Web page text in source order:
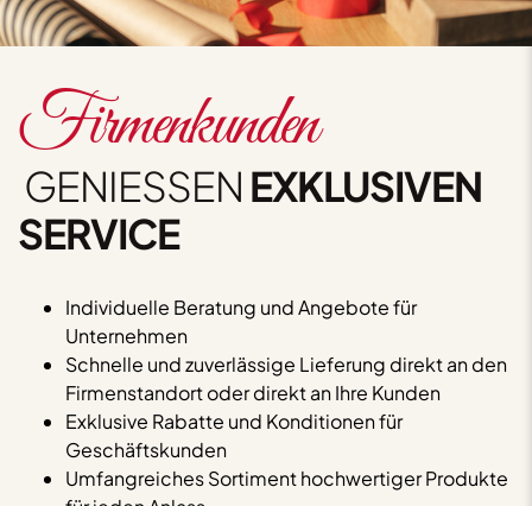
Firmenkunden
GENIESSEN EXKLUSIVEN
SERVICE
Individuelle Beratung und Angebote für
Unternehmen
Schnelle und zuverlässige Lieferung direkt an den
Firmenstandort oder direkt an Ihre Kunden
Exklusive Rabatte und Konditionen für
Geschäftskunden
Umfangreiches Sortiment hochwertiger Produkte